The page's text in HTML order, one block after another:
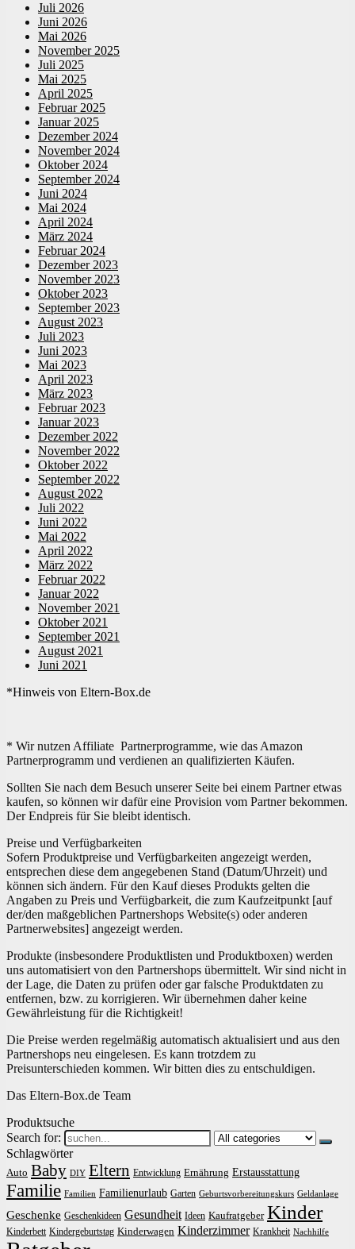
Juli 2026
Juni 2026
Mai 2026
November 2025
Juli 2025
Mai 2025
April 2025
Februar 2025
Januar 2025
Dezember 2024
November 2024
Oktober 2024
September 2024
Juni 2024
Mai 2024
April 2024
März 2024
Februar 2024
Dezember 2023
November 2023
Oktober 2023
September 2023
August 2023
Juli 2023
Juni 2023
Mai 2023
April 2023
März 2023
Februar 2023
Januar 2023
Dezember 2022
November 2022
Oktober 2022
September 2022
August 2022
Juli 2022
Juni 2022
Mai 2022
April 2022
März 2022
Februar 2022
Januar 2022
November 2021
Oktober 2021
September 2021
August 2021
Juni 2021
*Hinweis von Eltern-Box.de
* Wir nutzen Affiliate Partnerprogramme, wie das Amazon
Partnerprogramm und verdienen an qualifizierten Käufen.
Sollten Sie nach dem Besuch unserer Seite bei einem Partner etwas
kaufen, so können wir dafür eine Provision vom Partner bekommen.
Der Endpreis für Sie bleibt identisch.
Preise und Verfügbarkeiten
Sofern Produktpreise und Verfügbarkeiten angezeigt werden,
entsprechen diese dem angegebenen Stand (Datum/Uhrzeit) und
können sich ändern. Für den Kauf dieses Produkts gelten die
Angaben zu Preis und Verfügbarkeit, die zum Kaufzeitpunkt [auf
der/den maßgeblichen Partnershops Website(s) oder anderen
Partnerwebsites] angezeigt werden.
Produkte (insbesondere Produktlisten und Produktboxen) werden
uns automatisiert von den Partnershops übermittelt. Wir sind nicht in
der Lage, die Daten zu prüfen oder gar falsche Produktdaten zu
entfernen, bzw. zu korrigieren. Wir übernehmen daher keine
Gewährleistung für die Richtigkeit!
Die Preise werden regelmäßig automatisch aktualisiert und aus den
Partnershops neu eingelesen. Es kann trotzdem zu
Preisunterschieden kommen. Wir bitten dies zu entschuldigen.
Das Eltern-Box.de Team
Produktsuche
Search for:
Schlagwörter
Auto Baby DIY Eltern Entwicklung Ernährung Erstausstattung
Familie Familien Familienurlaub Garten Geburtsvorbereitungskurs Geldanlage
Geschenke Geschenkideen Gesundheit Ideen Kaufratgeber Kinder
Kinderbett Kindergeburtstag Kinderwagen Kinderzimmer Krankheit Nachhilfe